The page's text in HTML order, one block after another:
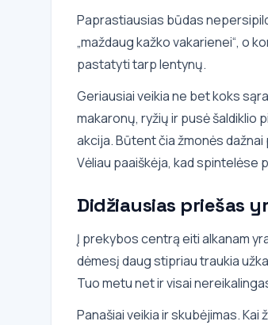
Paprastiausias būdas
„maždaug kažko vakarienei“, o
pastatyti tarp lentynų.
Geriausiai veikia ne bet koks
makaronų, ryžių ir pusė šaldiklio
akcija. Būtent čia žmonės
Vėliau paaiškėja, kad spintelėse
Didžiausias priešas
Į prekybos centrą eiti alkanam
dėmesį daug stipriau traukia
Tuo metu net ir visai
Panašiai veikia ir skubėjimas.